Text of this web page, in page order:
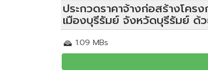
ประกวดราคาจ้างก่อสร้างโค
เมืองบุรีรัมย์ จังหวัดบุรีรัมย์ ด้
1.09 MBs